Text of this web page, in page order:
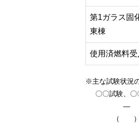
第1ガラス固
東棟
使用済燃料
※主な試験状況
〇〇試験、〇
―
（ ）